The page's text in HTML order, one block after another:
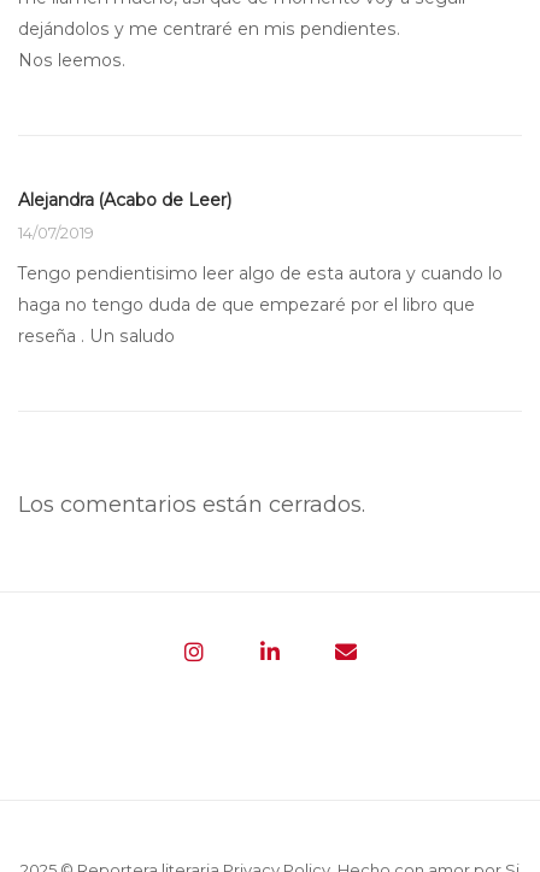
dejándolos y me centraré en mis pendientes.
Nos leemos.
Alejandra (Acabo de Leer)
14/07/2019
Tengo pendientisimo leer algo de esta autora y cuando lo
haga no tengo duda de que empezaré por el libro que
reseña . Un saludo
Los comentarios están cerrados.